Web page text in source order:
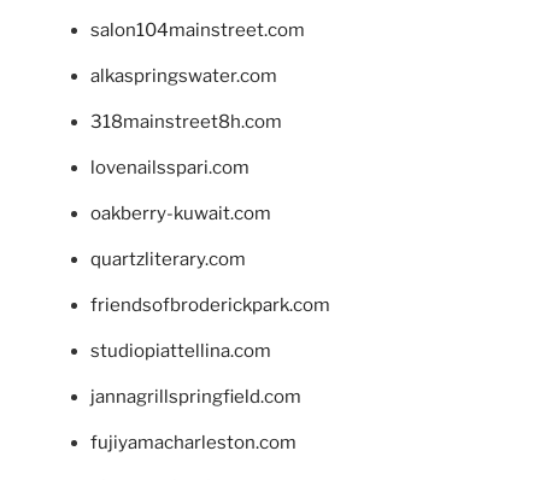
salon104mainstreet.com
alkaspringswater.com
318mainstreet8h.com
lovenailsspari.com
oakberry-kuwait.com
quartzliterary.com
friendsofbroderickpark.com
studiopiattellina.com
jannagrillspringfield.com
fujiyamacharleston.com